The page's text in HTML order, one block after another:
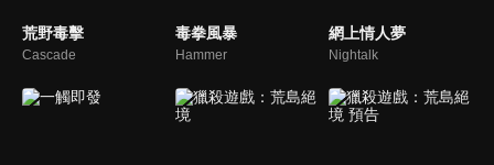
荒野毒擊
Cascade
毒拳風暴
Hammer
網上情人夢
Nightalk